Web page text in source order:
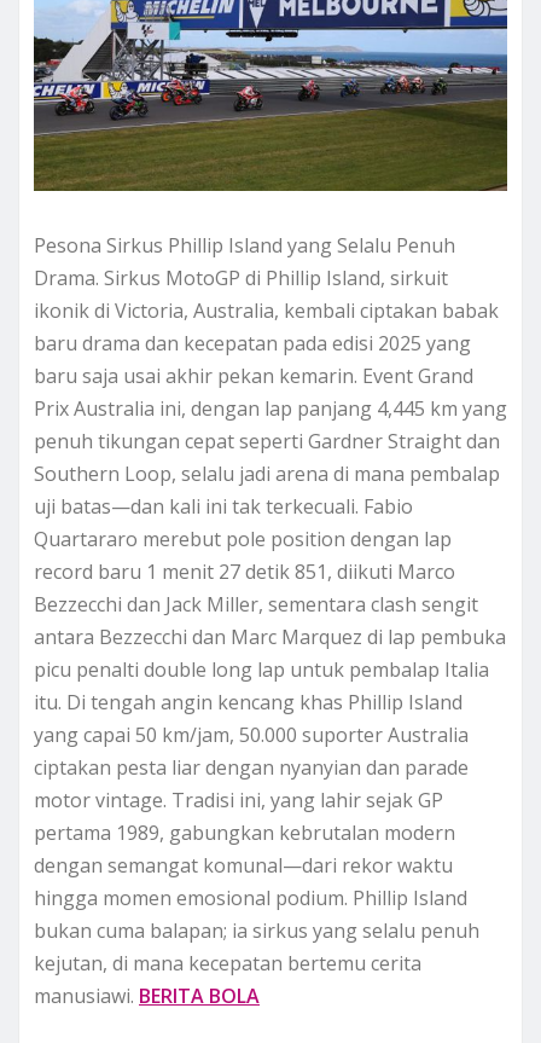
Pesona Sirkus Phillip Island yang Selalu Penuh
Drama. Sirkus MotoGP di Phillip Island, sirkuit
ikonik di Victoria, Australia, kembali ciptakan babak
baru drama dan kecepatan pada edisi 2025 yang
baru saja usai akhir pekan kemarin. Event Grand
Prix Australia ini, dengan lap panjang 4,445 km yang
penuh tikungan cepat seperti Gardner Straight dan
Southern Loop, selalu jadi arena di mana pembalap
uji batas—dan kali ini tak terkecuali. Fabio
Quartararo merebut pole position dengan lap
record baru 1 menit 27 detik 851, diikuti Marco
Bezzecchi dan Jack Miller, sementara clash sengit
antara Bezzecchi dan Marc Marquez di lap pembuka
picu penalti double long lap untuk pembalap Italia
itu. Di tengah angin kencang khas Phillip Island
yang capai 50 km/jam, 50.000 suporter Australia
ciptakan pesta liar dengan nyanyian dan parade
motor vintage. Tradisi ini, yang lahir sejak GP
pertama 1989, gabungkan kebrutalan modern
dengan semangat komunal—dari rekor waktu
hingga momen emosional podium. Phillip Island
bukan cuma balapan; ia sirkus yang selalu penuh
kejutan, di mana kecepatan bertemu cerita
manusiawi. BERITA BOLA